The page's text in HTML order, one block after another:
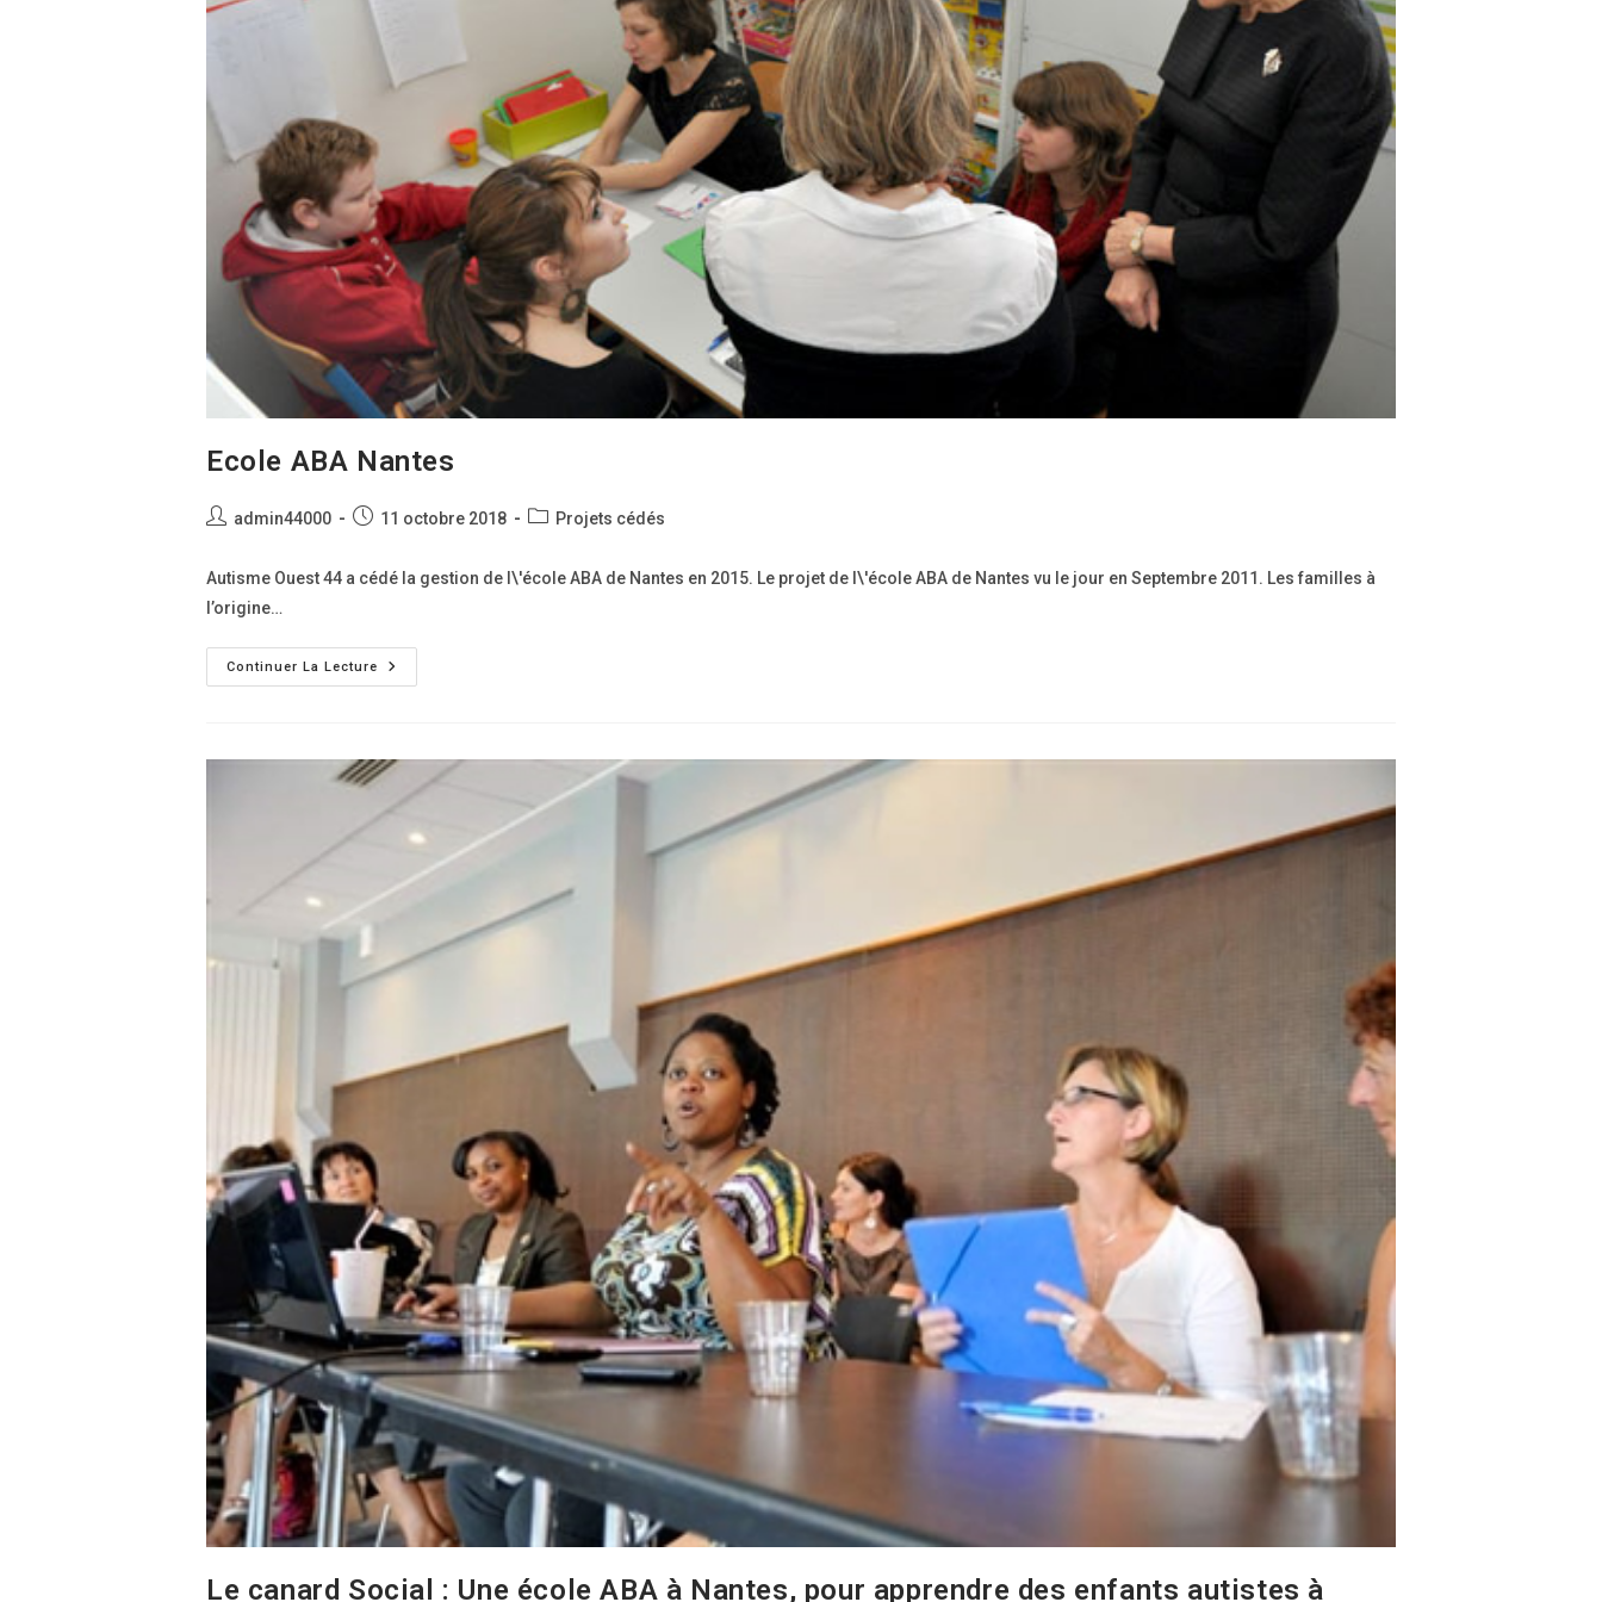
Ecole ABA Nantes
Auteur/autrice
la
admin44000
Publication
11 octobre 2018
PostProjets cédés
Autisme Ouest 44 a cédé la gestion de l\'école ABA de Nantes en 2015. Le projet de l\'école ABA de Nantes vu le jour en Septembre 2011. Les familles à
l’origine…
Continuer La Lecture
Ecole
ABA
Le canard Social : Une école ABA à Nantes, pour apprendre des enfants autistes à